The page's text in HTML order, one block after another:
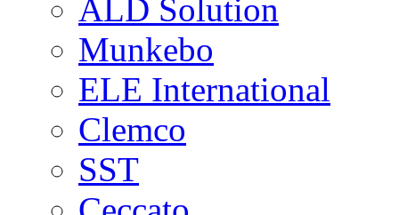
ALD Solution
Munkebo
ELE International
Clemco
SST